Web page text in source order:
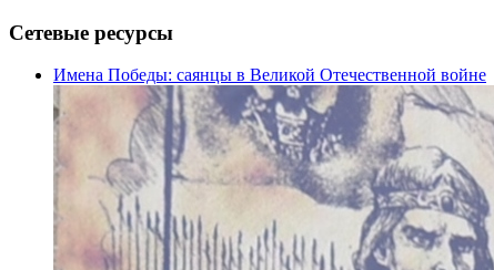
Сетевые ресурсы
Имена Победы: саянцы в Великой Отечественной войне